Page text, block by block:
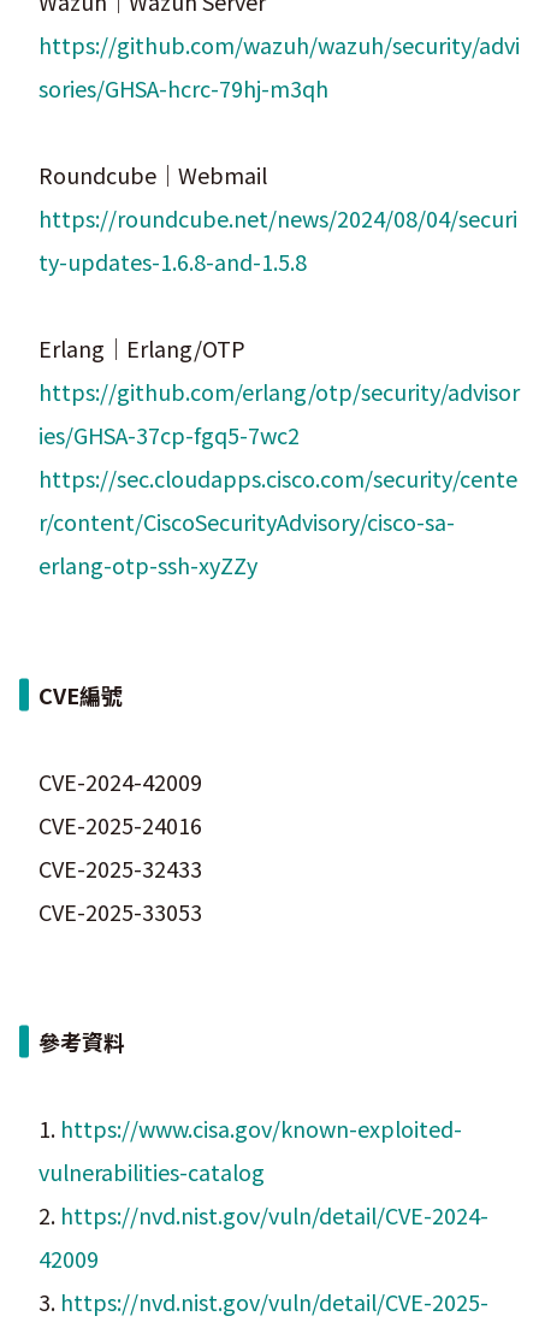
https://github.com/wazuh/wazuh/security/advi
sories/GHSA-hcrc-79hj-m3qh
Roundcube｜Webmail
https://roundcube.net/news/2024/08/04/securi
ty-updates-1.6.8-and-1.5.8
Erlang｜Erlang/OTP
https://github.com/erlang/otp/security/advisor
ies/GHSA-37cp-fgq5-7wc2
https://sec.cloudapps.cisco.com/security/cente
r/content/CiscoSecurityAdvisory/cisco-sa-
erlang-otp-ssh-xyZZy
CVE編號
CVE-2024-42009
CVE-2025-24016
CVE-2025-32433
CVE-2025-33053
參考資料
1. https://www.cisa.gov/known-exploited-
vulnerabilities-catalog
2. https://nvd.nist.gov/vuln/detail/CVE-2024-
42009
3. https://nvd.nist.gov/vuln/detail/CVE-2025-